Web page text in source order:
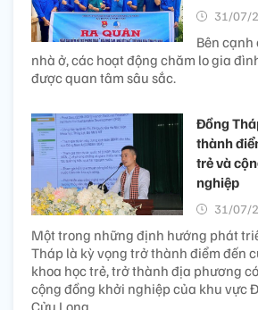
31/07/
Bên
nhà ở, các hoạt động chăm lo gia
được quan tâm sâu sắc.
Đồng
thành
trẻ và
nghiệp
31/07/
Một trong những định hướng phát
Tháp là kỳ vọng trở thành điểm đến
khoa học trẻ, trở thành địa phương
cộng đồng khởi nghiệp của khu vực